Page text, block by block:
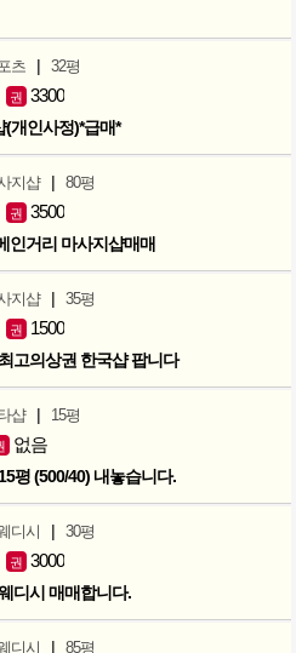
츠 | 32평
권 3300
개인사정)*급매*
지샵 | 80평
권 3500
인거리 마사지샵매매
지샵 | 35평
권 1500
고의상권 한국샵 팝니다
샵 | 15평
없음
평 (500/40) 내놓습니다.
디시 | 30평
권 3000
디시 매매합니다.
디시 | 85평